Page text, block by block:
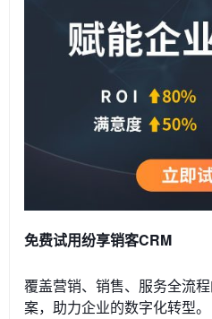
免费试用纷享销客CRM
覆盖营销、销售、服务全流
案，助力企业的数字化转型。